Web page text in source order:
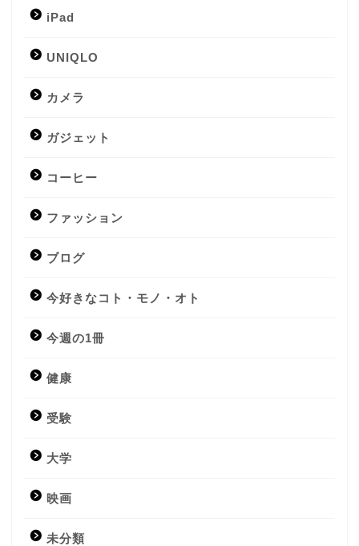
iPad
UNIQLO
カメラ
ガジェット
コーヒー
ファッション
ブログ
今好きなコト・モノ・オト
今週の1冊
健康
受験
大学
映画
未分類